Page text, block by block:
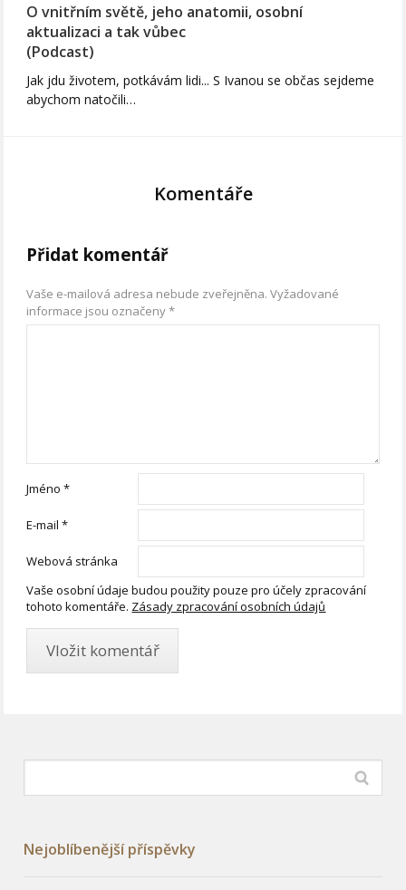
O vnitřním světě, jeho anatomii, osobní
aktualizaci a tak vůbec
(Podcast)
Jak jdu životem, potkávám lidi... S Ivanou se občas sejdeme
abychom natočili…
Komentáře
Přidat komentář
Vaše e-mailová adresa nebude zveřejněna. Vyžadované
informace jsou označeny*
Jméno*
E-mail*
Webová stránka
Vaše osobní údaje budou použity pouze pro účely zpracování
tohoto komentáře. Zásady zpracování osobních údajů
Nejoblíbenější příspěvky